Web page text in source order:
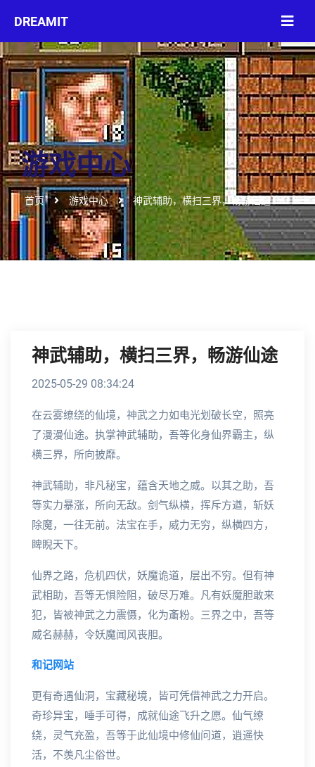
游戏中心
首页 游戏中心 神武辅助，横扫三界，畅游仙途
神武辅助，横扫三界，畅游仙途
2025-05-29 08:34:24
在云雾缭绕的仙境，神武之力如电光划破长空，照亮
了漫漫仙途。执掌神武辅助，吾等化身仙界霸主，纵
横三界，所向披靡。
神武辅助，非凡秘宝，蕴含天地之威。以其之助，吾
等实力暴涨，所向无敌。剑气纵横，挥斥方遒，斩妖
除魔，一往无前。法宝在手，威力无穷，纵横四方，
睥睨天下。
仙界之路，危机四伏，妖魔诡道，层出不穷。但有神
武相助，吾等无惧险阻，破尽万难。凡有妖魔胆敢来
犯，皆被神武之力震慑，化为齑粉。三界之中，吾等
威名赫赫，令妖魔闻风丧胆。
和记网站
更有奇遇仙洞，宝藏秘境，皆可凭借神武之力开启。
奇珍异宝，唾手可得，成就仙途飞升之愿。仙气缭
绕，灵气充盈，吾等于此仙境中修仙问道，逍遥快
活，不羡凡尘俗世。